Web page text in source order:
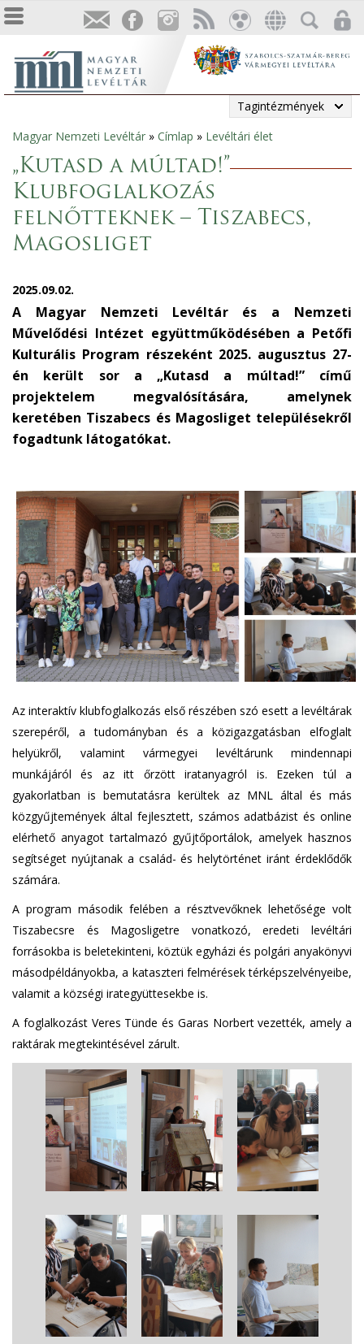
Tagintézmények
Jelenlegi
hely
Magyar Nemzeti Levéltár » Címlap » Levéltári élet
„Kutasd a múltad!”
Klubfoglalkozás
felnőtteknek – Tiszabecs,
Magosliget
2025.09.02.
A Magyar Nemzeti Levéltár és a Nemzeti
Művelődési Intézet együttműködésében a Petőfi
Kulturális Program részeként 2025. augusztus 27-
én került sor a „Kutasd a múltad!” című
projektelem megvalósítására, amelynek
keretében Tiszabecs és Magosliget településekről
fogadtunk látogatókat.
Az interaktív klubfoglalkozás első részében szó esett a levéltárak
szerepéről, a tudományban és a közigazgatásban elfoglalt
helyükről, valamint vármegyei levéltárunk mindennapi
munkájáról és az itt őrzött iratanyagról is. Ezeken túl a
gyakorlatban is bemutatásra kerültek az MNL által és más
közgyűjtemények által fejlesztett, számos adatbázist és online
elérhető anyagot tartalmazó gyűjtőportálok, amelyek hasznos
segítséget nyújtanak a család- és helytörténet iránt érdeklődők
számára.
A program második felében a résztvevőknek lehetősége volt
Tiszabecsre és Magosligetre vonatkozó, eredeti levéltári
forrásokba is beletekinteni, köztük egyházi és polgári anyakönyvi
másodpéldányokba, a kataszteri felmérések térképszelvényeibe,
valamit a községi irategyüttesekbe is.
A foglalkozást Veres Tünde és Garas Norbert vezették, amely a
raktárak megtekintésével zárult.